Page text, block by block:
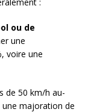
ou de
une
voire une
de 50 km/h au-
une majoration de